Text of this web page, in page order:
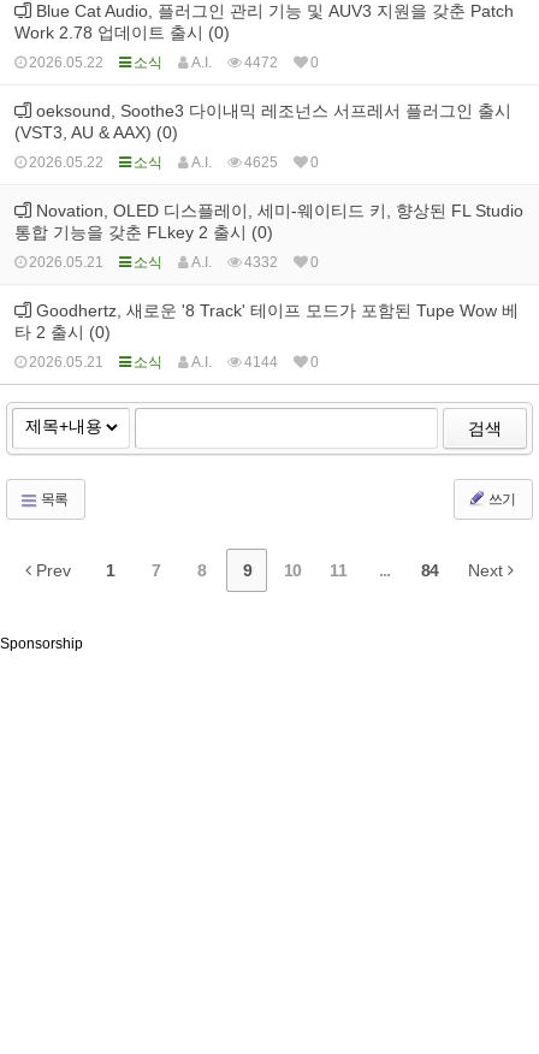
Blue Cat Audio, 플러그인 관리 기능 및 AUV3 지원을 갖춘 Patch
Work 2.78 업데이트 출시 (0)
2026.05.22 소식 A.I. 4472 0
oeksound, Soothe3 다이내믹 레조넌스 서프레서 플러그인 출시
(VST3, AU & AAX) (0)
2026.05.22 소식 A.I. 4625 0
Novation, OLED 디스플레이, 세미-웨이티드 키, 향상된 FL Studio
통합 기능을 갖춘 FLkey 2 출시 (0)
2026.05.21 소식 A.I. 4332 0
Goodhertz, 새로운 '8 Track' 테이프 모드가 포함된 Tupe Wow 베
타 2 출시 (0)
2026.05.21 소식 A.I. 4144 0
검색
목록 쓰기
Prev 1 7 8 9 10 11 ... 84 Next
Sponsorship